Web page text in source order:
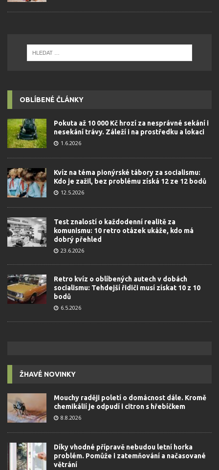
OBLÍBENÉ ČLÁNKY
Pokuta až 10 000 Kč hrozí za nesprávné sekání i
nesekání trávy. Záleží i na prostředku a lokaci
1.6.2026
Kvíz na téma pionýrské tábory za socialismu:
Kdo je zažil, bez problému získá 12 ze 12 bodů
12.5.2026
Test znalostí o každodenní realitě za
komunismu: 10 retro otázek ukáže, kdo má
dobrý přehled
23.6.2026
Retro kvíz o oblíbených autech v dobách
socialismu: Tehdejší řidiči musí získat 10 z 10
bodů
6.5.2026
ŽHAVÉ NOVINKY
Mouchy raději poletí o domácnost dále. Kromě
chemikálií je odpudí i citron s hřebíčkem
8.8.2026
Díky vhodné přípravě nebudou letní horka
problém. Pomůže i zatemňování a načasované
větrání